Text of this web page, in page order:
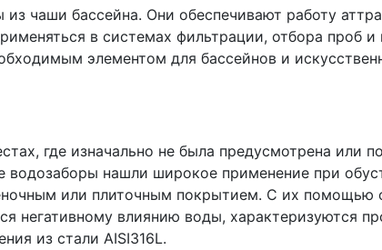
чаши бассейна. Они обеспечивают работу
в системах фильтрации, отбора проб и
элементом для бассейнов и
где изначально не была предусмотрена или
водозаборы нашли широкое применение при
или плиточным покрытием. С их помощью
негативному влиянию воды, характеризуются
из стали AISI316L.